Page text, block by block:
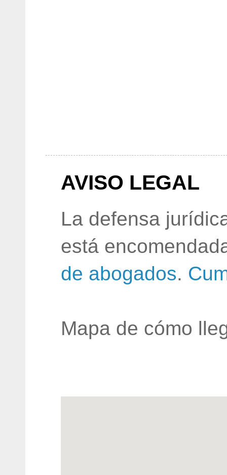
AVISO LEGAL
La defensa
está
de abogados.
Mapa de cómo